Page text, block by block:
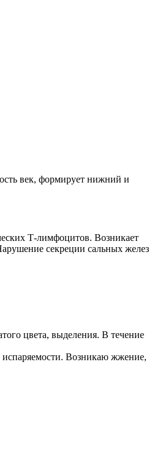
век, формирует нижний и
Т-лимфоцитов. Возникает
секреции сальных желез
цвета, выделения. В течение
испаряемости. Возникаю жжение,